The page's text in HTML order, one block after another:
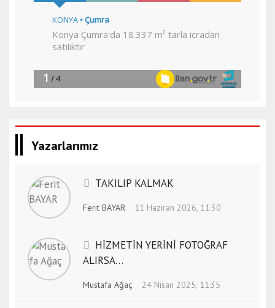
Yazarlarımız
TAKILIP KALMAK
Ferit BAYAR 11 Haziran 2026, 11:30
HİZMETİN YERİNİ FOTOĞRAF
ALIRSA…
Mustafa Ağaç 24 Nisan 2025, 11:35